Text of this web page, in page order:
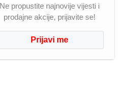
Ne propustite najnovije vijesti i
prodajne akcije, prijavite se!
Prijavi me